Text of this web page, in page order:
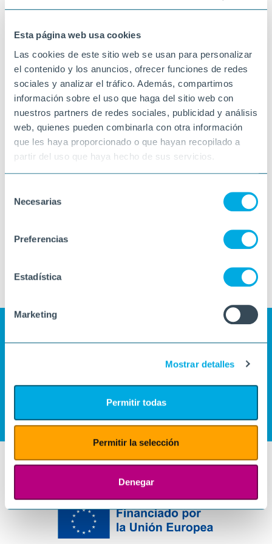
Esta página web usa cookies
Las cookies de este sitio web se usan para personalizar
el contenido y los anuncios, ofrecer funciones de redes
sociales y analizar el tráfico. Además, compartimos
información sobre el uso que haga del sitio web con
nuestros partners de redes sociales, publicidad y análisis
web, quienes pueden combinarla con otra información
que les haya proporcionado o que hayan recopilado a
partir del uso que haya hecho de sus servicios.
Necesarias
Preferencias
Estadística
Marketing
Mostrar detalles
Permitir todas
Permitir la selección
Denegar
enfornat per poder menjar-les a l'esmorçar!
VINARÒS